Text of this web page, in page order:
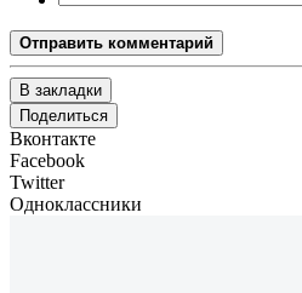
Отправить комментарий
В закладки
Поделиться
Вконтакте
Facebook
Twitter
Одноклассники